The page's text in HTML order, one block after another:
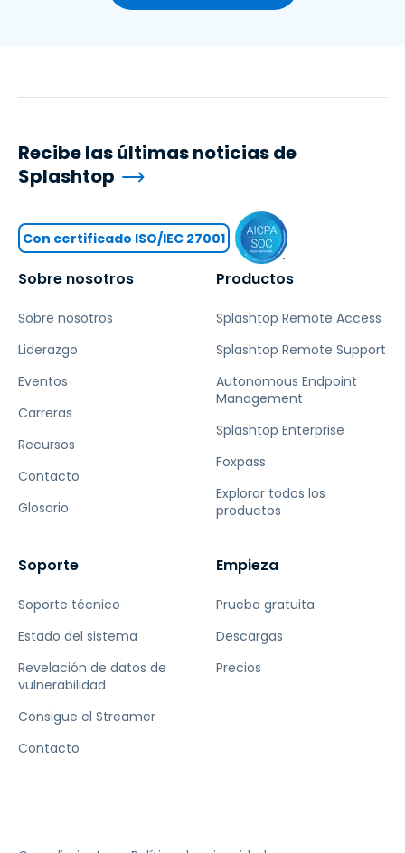
Sobre nosotros
Sobre nosotros
Liderazgo
Eventos
Carreras
Recursos
Contacto
Glosario
Productos
Splashtop Remote Access
Splashtop Remote Support
Autonomous Endpoint
Management
Splashtop Enterprise
Foxpass
Explorar todos los
productos
Soporte
Soporte técnico
Estado del sistema
Revelación de datos de
vulnerabilidad
Consigue el Streamer
Contacto
Empieza
Prueba gratuita
Descargas
Precios
Recibe las últimas noticias de
Splashtop
Con certificado ISO/IEC 27001